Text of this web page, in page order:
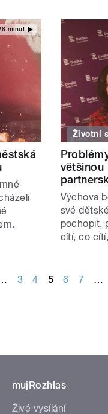
minut
Životní
většinou
Výchova
své
pochopit,
cítí, co
3 4 5 6 7 …
mujRozhlas
Živé vysílání